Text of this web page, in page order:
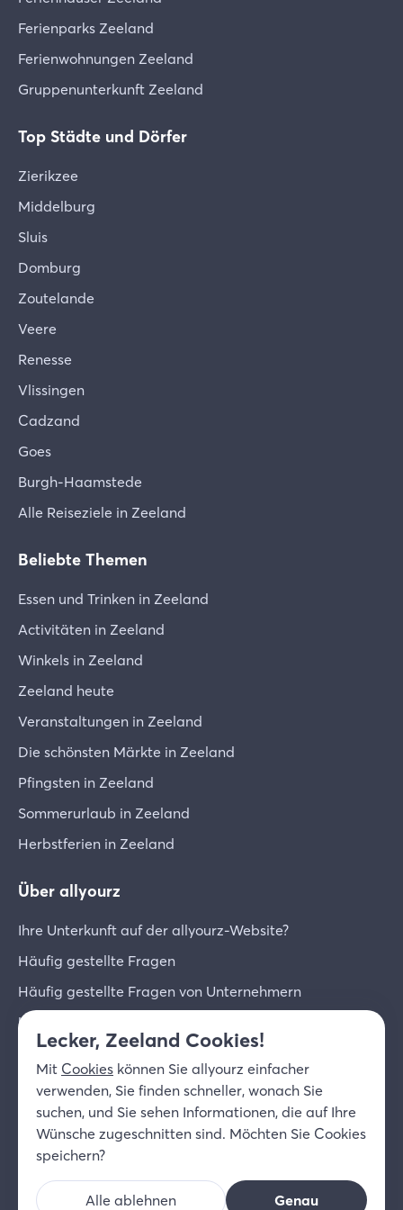
Ferienparks Zeeland
Ferienwohnungen Zeeland
Gruppenunterkunft Zeeland
Top Städte und Dörfer
Zierikzee
Middelburg
Sluis
Domburg
Zoutelande
Veere
Renesse
Vlissingen
Cadzand
Goes
Burgh-Haamstede
Alle Reiseziele in Zeeland
Beliebte Themen
Essen und Trinken in Zeeland
Activitäten in Zeeland
Winkels in Zeeland
Zeeland heute
Veranstaltungen in Zeeland
Die schönsten Märkte in Zeeland
Pfingsten in Zeeland
Sommerurlaub in Zeeland
Herbstferien in Zeeland
Über allyourz
Ihre Unterkunft auf der allyourz-Website?
Häufig gestellte Fragen
Häufig gestellte Fragen von Unternehmern
Unternehmer-Login
Über uns
© 2026 allyourz b.v.
Nutzungsbedingungen
Datenschutzrichtlinie
DE
Lecker, Zeeland Cookies!
Mit Cookies können Sie allyourz einfacher
verwenden, Sie finden schneller, wonach Sie
suchen, und Sie sehen Informationen, die auf Ihre
Wünsche zugeschnitten sind. Möchten Sie Cookies
speichern?
Alle ablehnen Genau